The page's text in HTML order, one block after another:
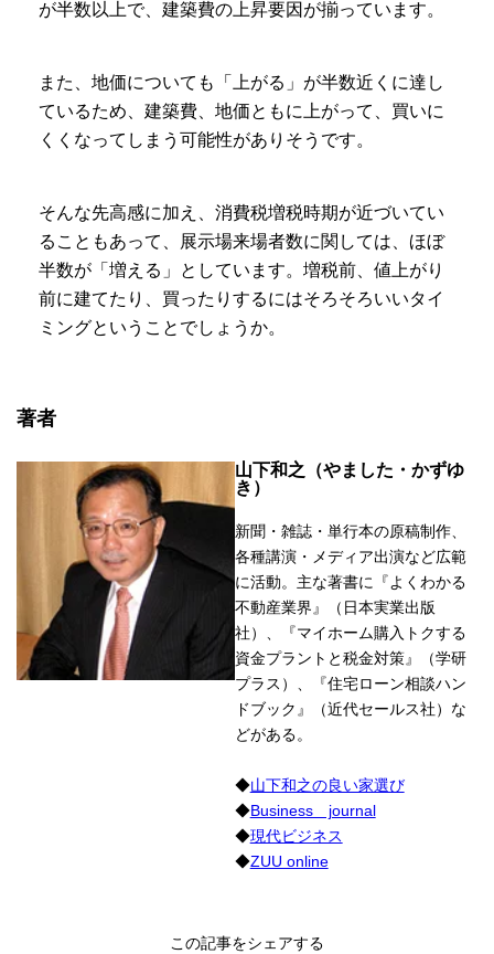
が半数以上で、建築費の上昇要因が揃っています。
また、地価についても「上がる」が半数近くに達し
ているため、建築費、地価ともに上がって、買いに
くくなってしまう可能性がありそうです。
そんな先高感に加え、消費税増税時期が近づいてい
ることもあって、展示場来場者数に関しては、ほぼ
半数が「増える」としています。増税前、値上がり
前に建てたり、買ったりするにはそろそろいいタイ
ミングということでしょうか。
著者
山下和之（やました・かずゆ
き）
新聞・雑誌・単行本の原稿制作、
各種講演・メディア出演など広範
に活動。主な著書に『よくわかる
不動産業界』（日本実業出版
社）、『マイホーム購入トクする
資金プラントと税金対策』（学研
プラス）、『住宅ローン相談ハン
ドブック』（近代セールス社）な
どがある。
◆山下和之の良い家選び
◆Business journal
◆現代ビジネス
◆ZUU online
この記事をシェアする